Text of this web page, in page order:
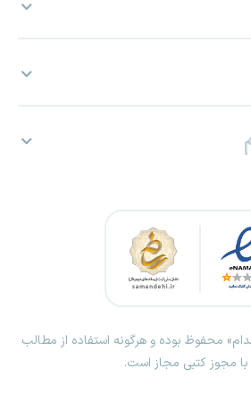
محفوظ بوده و هرگونه استفاده از مطالب
با مجوز کتبی مجاز است.